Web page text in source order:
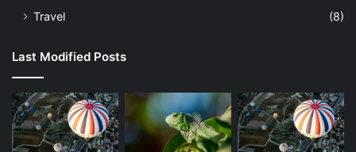
Travel
(8)
Last Modified Posts